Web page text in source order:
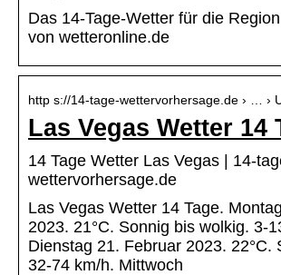
Das 14-Tage-Wetter für die
von wetteronline.de
http s://14-tage-wettervorhersage.de › … ›
Las Vegas Wetter 14
14 Tage Wetter Las Vegas | 14-
wettervorhersage.de
Las Vegas Wetter 14 Tage.
2023. 21°C. Sonnig bis wolkig. 3-
Dienstag 21. Februar 2023. 22°C.
32-74 km/h. Mittwoch